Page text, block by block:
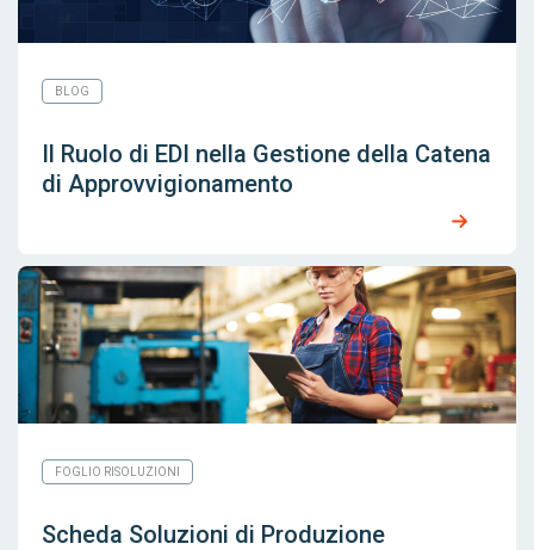
BLOG
Il Ruolo di EDI nella Gestione della Catena
di Approvvigionamento
FOGLIO RISOLUZIONI
Scheda Soluzioni di Produzione